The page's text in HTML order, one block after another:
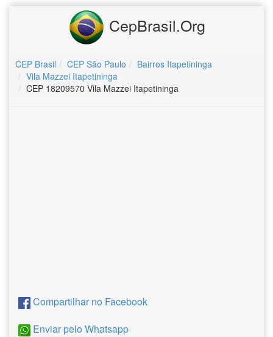
CepBrasil.Org
CEP Brasil CEP São Paulo
Bairros Itapetininga
Vila Mazzei Itapetininga
CEP 18209570 Vila Mazzei Itapetininga
Compartilhar no Facebook
Enviar pelo Whatsapp